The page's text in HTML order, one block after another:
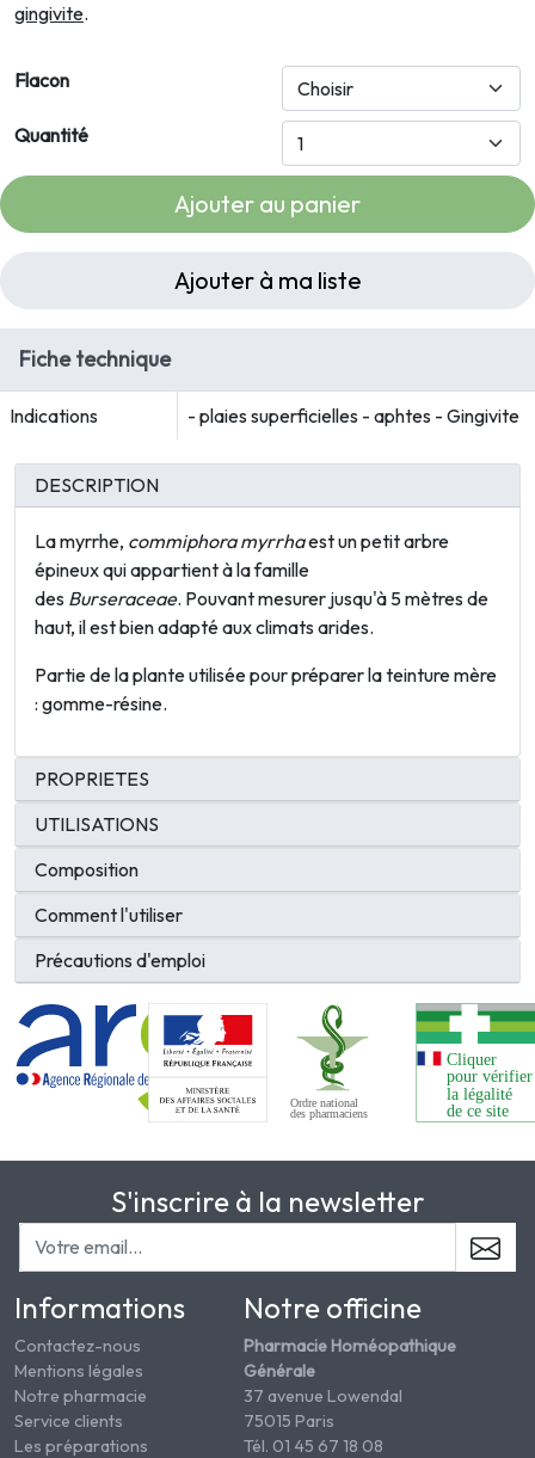
gingivite.
Flacon
Quantité
Ajouter au panier
Ajouter à ma liste
Fiche technique
Indications - plaies superficielles - aphtes - Gingivite
DESCRIPTION
La myrrhe, commiphora myrrhaest un petit arbre
épineux qui appartient à la famille
des Burseraceae. Pouvant mesurer jusqu'à 5 mètres de
haut, il est bien adapté aux climats arides.
Partie de la plante utilisée pour préparer la teinture mère
: gomme-résine.
PROPRIETES
UTILISATIONS
Composition
Comment l'utiliser
Précautions d'emploi
S'inscrire à la newsletter
Informations
Contactez-nous
Mentions légales
Notre pharmacie
Service clients
Les préparations
Notre officine
Pharmacie Homéopathique
Générale
37 avenue Lowendal
75015 Paris
Tél. 01 45 67 18 08